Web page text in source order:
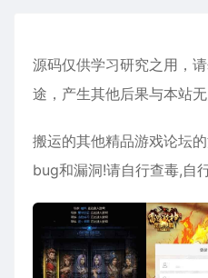
源码仅供学习研究之用，
途，产生其他后果与本站
搬运的其他精品游戏论坛
bug和漏洞!请自行查毒,自